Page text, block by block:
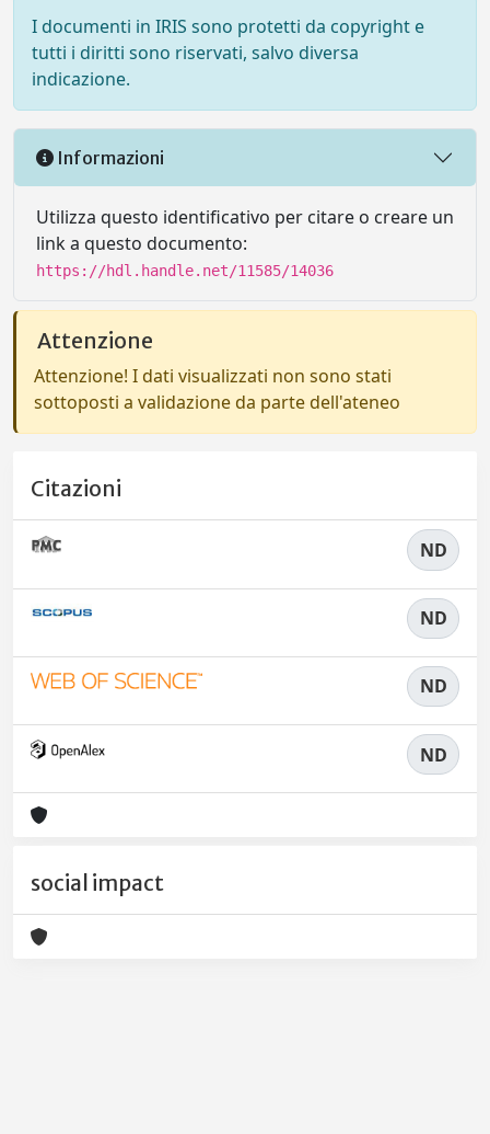
I documenti in IRIS sono protetti da copyright e
tutti i diritti sono riservati, salvo diversa
indicazione.
Informazioni
Utilizza questo identificativo per citare o creare un
link a questo documento:
https://hdl.handle.net/11585/14036
Attenzione
Attenzione! I dati visualizzati non sono stati
sottoposti a validazione da parte dell'ateneo
Citazioni
ND
ND
ND
ND
social impact